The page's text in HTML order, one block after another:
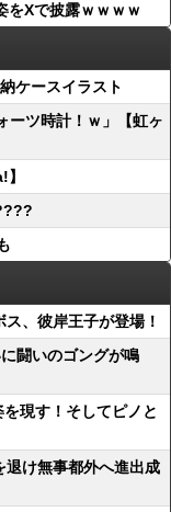
をXで披露ｗｗｗｗ
ケースイラスト
ーツ時計！ｗ」【虹ヶ
、彼岸王子が登場！
闘いのゴングが鳴
現す！そしてピノと
け無事都外へ進出成